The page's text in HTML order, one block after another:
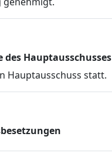
des Hauptausschusses
Hauptausschuss statt.